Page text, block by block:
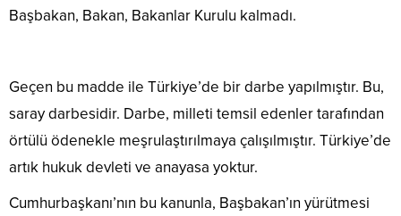
Başbakan, Bakan, Bakanlar Kurulu kalmadı.
Geçen bu madde ile Türkiye’de bir darbe yapılmıştır. Bu,
saray darbesidir. Darbe, milleti temsil edenler tarafından
örtülü ödenekle meşrulaştırılmaya çalışılmıştır. Türkiye’de
artık hukuk devleti ve anayasa yoktur.
Cumhurbaşkanı’nın bu kanunla, Başbakan’ın yürütmesi